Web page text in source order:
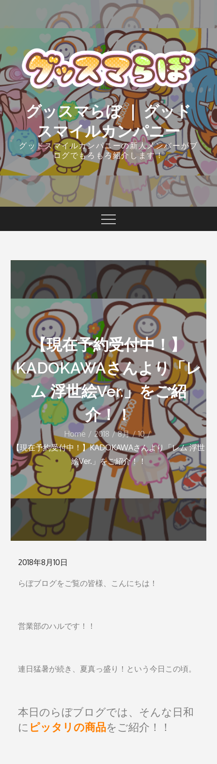
グッスマらぼ ｜ グッド
スマイルカンパニー
グッドスマイルカンパニーの新人メンバーがブ
ログでもろもろ紹介します！
【現在予約受付中！】
KADOKAWAさんより「レ
ム 浮世絵Ver.」をご紹
介！！
Home 2018 8月
10
【現在予約受付中！】KADOKAWAさんより「レム 浮世
絵Ver.」をご紹介！！
Posted
2018年8月10日
らぼブログをご覧の皆様、こんにちは！
営業部のハルです！！
連日猛暑が続き、夏真っ盛り！という今日この頃。
本日のらぼブログでは、そんな日和
に ピッタリの商品をご紹介！！